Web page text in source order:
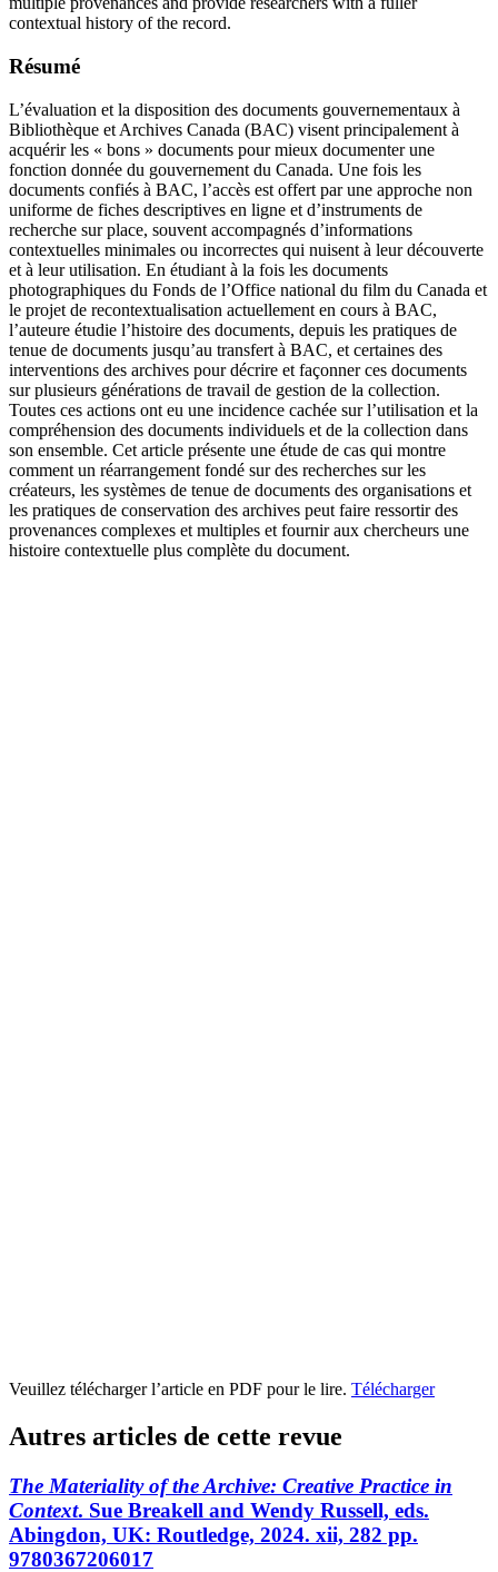
contextual history of the record.
Résumé
L’évaluation et la disposition des documents gouvernementaux à
Bibliothèque et Archives Canada (BAC) visent principalement à
acquérir les « bons » documents pour mieux documenter une
fonction donnée du gouvernement du Canada. Une fois les
documents confiés à BAC, l’accès est offert par une approche non
uniforme de fiches descriptives en ligne et d’instruments de
recherche sur place, souvent accompagnés d’informations
contextuelles minimales ou incorrectes qui nuisent à leur découverte
et à leur utilisation. En étudiant à la fois les documents
photographiques du Fonds de l’Office national du film du Canada et
le projet de recontextualisation actuellement en cours à BAC,
l’auteure étudie l’histoire des documents, depuis les pratiques de
tenue de documents jusqu’au transfert à BAC, et certaines des
interventions des archives pour décrire et façonner ces documents
sur plusieurs générations de travail de gestion de la collection.
Toutes ces actions ont eu une incidence cachée sur l’utilisation et la
compréhension des documents individuels et de la collection dans
son ensemble. Cet article présente une étude de cas qui montre
comment un réarrangement fondé sur des recherches sur les
créateurs, les systèmes de tenue de documents des organisations et
les pratiques de conservation des archives peut faire ressortir des
provenances complexes et multiples et fournir aux chercheurs une
histoire contextuelle plus complète du document.
Veuillez télécharger l’article en PDF pour le lire. Télécharger
Autres articles de cette revue
The Materiality of the Archive: Creative Practice in
Context. Sue Breakell and Wendy Russell, eds.
Abingdon, UK: Routledge, 2024. xii, 282 pp.
9780367206017